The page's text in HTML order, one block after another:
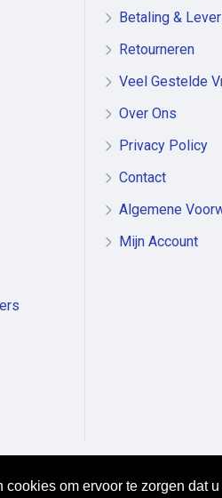
om ervoor te zorgen dat
Betaling &
Retourneren
Veel Gestelde
Over Ons
Privacy Policy
Contact
Algemene
Mijn Account
BV, All Rights Reserved